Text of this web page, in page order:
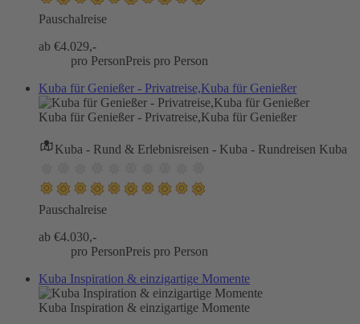
Pauschalreise
ab €4.029,-
pro PersonPreis pro Person
Kuba für Genießer - Privatreise,Kuba für Genießer
Kuba für Genießer - Privatreise,Kuba für Genießer
Kuba - Rund & Erlebnisreisen - Kuba - Rundreisen Kuba
Pauschalreise
ab €4.030,-
pro PersonPreis pro Person
Kuba Inspiration & einzigartige Momente
Kuba Inspiration & einzigartige Momente